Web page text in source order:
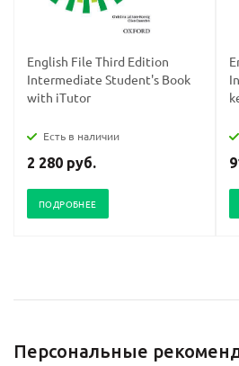
English File Third Edition
Intermediate Student's Book
with iTutor
Есть в наличии
2 280 руб.
ПОДРОБНЕЕ
Персональные